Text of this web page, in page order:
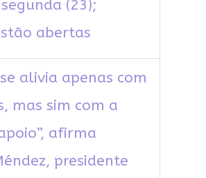
(23);
abertas
alivia apenas com
mas sim com a
afirma
presidente